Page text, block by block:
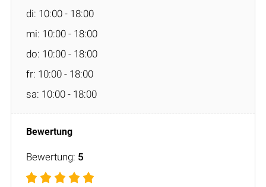
di: 10:00 - 18:00
mi: 10:00 - 18:00
do: 10:00 - 18:00
fr: 10:00 - 18:00
sa: 10:00 - 18:00
Bewertung: 5